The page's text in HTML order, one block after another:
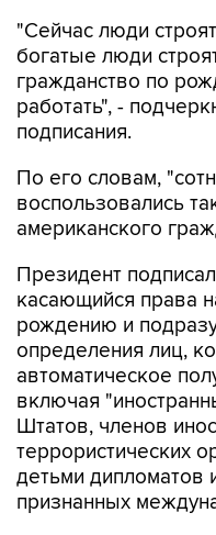
"Сейчас люди
богатые люди
гражданство по
работать", -
подписания.
По его словам,
воспользовались
американского
Президент
касающийся права
рождению и
определения лиц,
автоматическое
включая
Штатов, членов
террористических
детьми дипломатов
признанных